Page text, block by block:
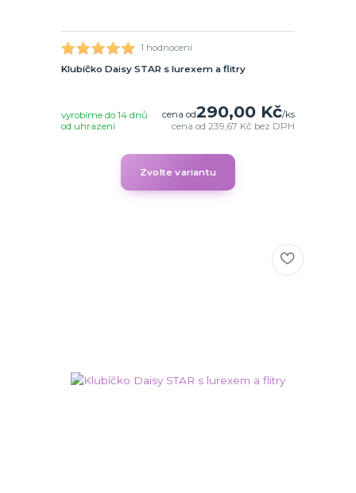
1 hodnocení
Klubíčko Daisy STAR s lurexem a flitry
cena od290,00 Kč/ks
cena od239,67 Kč bez DPH
vyrobíme do 14 dnů
od uhrazení
Zvolte variantu